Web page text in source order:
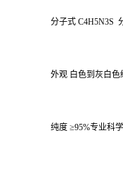
分子式 C4H5N3S
外观 白色到灰白色
纯度 ≥95%专业科